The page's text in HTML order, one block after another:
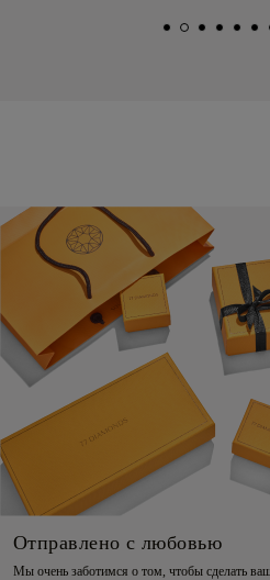
Отправлено с любовью
Мы очень заботимся о том, чтобы сделать